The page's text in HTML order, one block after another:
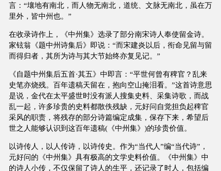
言：“壤地有南北，而人物无南北，道统、文脉无南北，虽在万
里外，皆中州也。”
在收录诗作上，《中州集》选录了部分南宋诗人奉使留金诗。
家铉翁《题中州诗集后》即说：“而宋建炎以后，衔命见留与留
而得归者，其所为诗与其大节始终亦复见记。”
《自题中州集后五首·其五》中即言：“平世何曾有稗官？乱来
史笔亦烧残。百年遗稿天留在，抱向空山掩泪看。”这首诗意思
是说，金代在太平盛世时没有派人搜集史料、采集诗歌，而战
乱一起，许多珍贵的史料都散佚残缺，元好问自觉担负起稗官
采风的职责，将残存的部分诗篇编定成集，保存下来，希望后
世之人能够认识到这百年遗稿(《中州集》)的珍贵价值。
以诗传人，以人传诗，以诗传史。作为“当代人”编“当代诗”，
元好问的《中州集》具有极高的文学史料价值。《中州集》中
的诗人小传，不仅保留了诗人的生平，还记录了时人，包括编